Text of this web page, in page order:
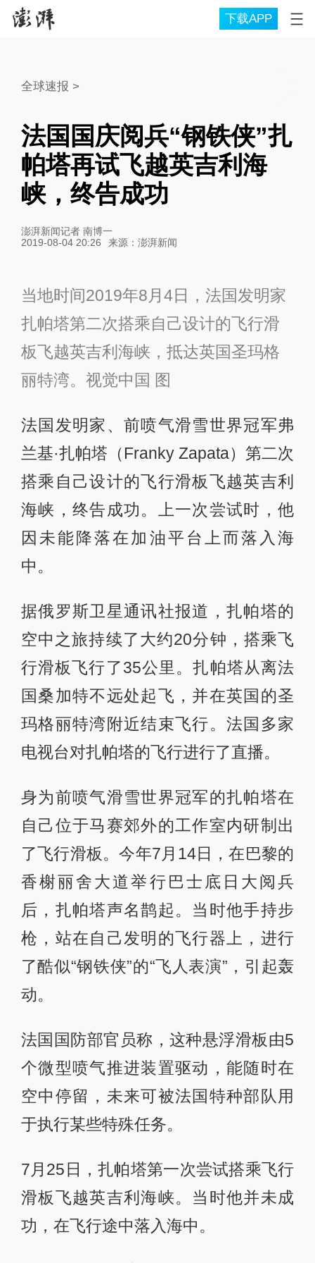
下载APP
全球速报 >
法国国庆阅兵“钢铁侠”扎
帕塔再试飞越英吉利海
峡，终告成功
澎湃新闻记者 南博一
2019-08-04 20:26
来源： 澎湃新闻
当地时间2019年8月4日，法国发明家
扎帕塔第二次搭乘自己设计的飞行滑
板飞越英吉利海峡，抵达英国圣玛格
丽特湾。视觉中国 图
法国发明家、前喷气滑雪世界冠军弗
兰基·扎帕塔（Franky Zapata）第二次
搭乘自己设计的飞行滑板飞越英吉利
海峡，终告成功。上一次尝试时，他
因未能降落在加油平台上而落入海
中。
据俄罗斯卫星通讯社报道，扎帕塔的
空中之旅持续了大约20分钟，搭乘飞
行滑板飞行了35公里。扎帕塔从离法
国桑加特不远处起飞，并在英国的圣
玛格丽特湾附近结束飞行。法国多家
电视台对扎帕塔的飞行进行了直播。
身为前喷气滑雪世界冠军的扎帕塔在
自己位于马赛郊外的工作室内研制出
了飞行滑板。今年7月14日，在巴黎的
香榭丽舍大道举行巴士底日大阅兵
后，扎帕塔声名鹊起。当时他手持步
枪，站在自己发明的飞行器上，进行
了酷似“钢铁侠”的“飞人表演”，引起轰
动。
法国国防部官员称，这种悬浮滑板由5
个微型喷气推进装置驱动，能随时在
空中停留，未来可被法国特种部队用
于执行某些特殊任务。
7月25日，扎帕塔第一次尝试搭乘飞行
滑板飞越英吉利海峡。当时他并未成
功，在飞行途中落入海中。